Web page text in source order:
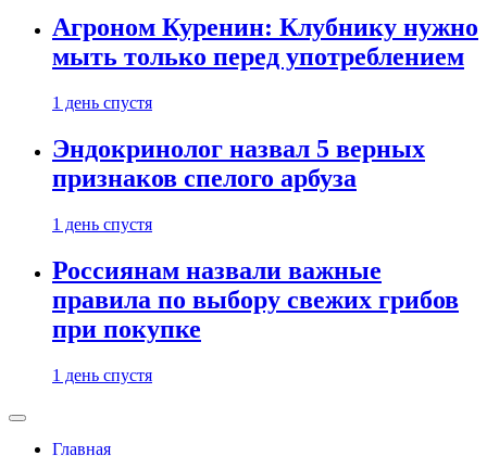
Агроном Куренин: Клубнику нужно
мыть только перед употреблением
1 день спустя
Эндокринолог назвал 5 верных
признаков спелого арбуза
1 день спустя
Россиянам назвали важные
правила по выбору свежих грибов
при покупке
1 день спустя
Главная